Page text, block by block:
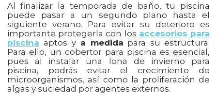
Al finalizar la temporada de baño, tu piscina
puede pasar a un segundo plano hasta el
siguiente verano. Para evitar su deterioro es
importante protegerla con los accesorios para
piscina aptos ya medida para su estructura.
Para ello, un cobertor para piscina es esencial,
pues al instalar una lona de invierno para
piscina, podrás evitar el crecimiento de
microorganismos, así como la proliferación de
algas y suciedad por agentes externos.